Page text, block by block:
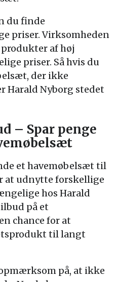
du finde
priser. Virksomheden
af høj
priser. Så hvis du
der ikke
Harald Nyborg stedet
– Spar penge
et havemøbelsæt til
at udnytte forskellige
hos Harald
på et
chance for at
til langt
på, at ikke